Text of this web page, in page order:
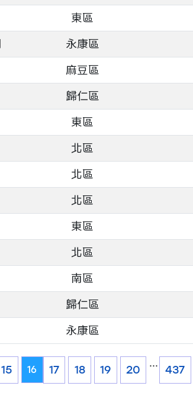
東區
永康區
麻豆區
歸仁區
東區
北區
北區
北區
東區
北區
南區
歸仁區
永康區
15 16 17 18 19 20
...
437